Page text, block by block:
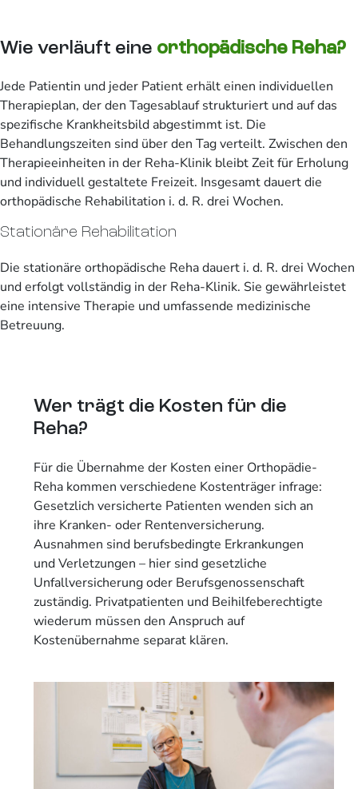
Wie verläuft eine orthopädische Reha?
Jede Patientin und jeder Patient erhält einen individuellen
Therapieplan, der den Tagesablauf strukturiert und auf das
spezifische Krankheitsbild abgestimmt ist. Die
Behandlungszeiten sind über den Tag verteilt. Zwischen den
Therapieeinheiten in der Reha-Klinik bleibt Zeit für Erholung
und individuell gestaltete Freizeit. Insgesamt dauert die
orthopädische Rehabilitation i. d. R. drei Wochen.
Stationäre Rehabilitation
Die stationäre orthopädische Reha dauert i. d. R. drei Wochen
und erfolgt vollständig in der Reha-Klinik. Sie gewährleistet
eine intensive Therapie und umfassende medizinische
Betreuung.
Wer trägt die Kosten für die
Reha?
Für die Übernahme der Kosten einer Orthopädie-
Reha kommen verschiedene Kostenträger infrage:
Gesetzlich versicherte Patienten wenden sich an
ihre Kranken- oder Rentenversicherung.
Ausnahmen sind berufsbedingte Erkrankungen
und Verletzungen – hier sind gesetzliche
Unfallversicherung oder Berufsgenossenschaft
zuständig. Privatpatienten und Beihilfeberechtigte
wiederum müssen den Anspruch auf
Kostenübernahme separat klären.